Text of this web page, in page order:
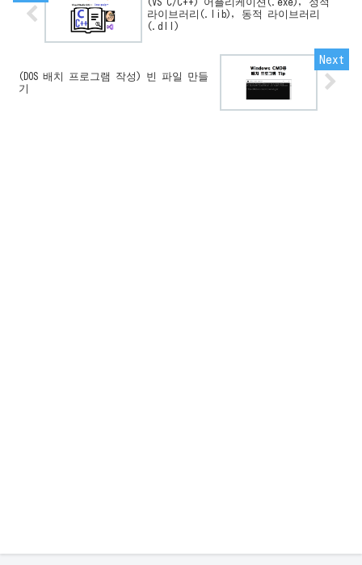
(VS C/C++) 어플리케이션(.exe), 정적
라이브러리(.lib), 동적 라이브러리
(.dll)
(DOS 배치 프로그램 작성) 빈 파일 만들
기